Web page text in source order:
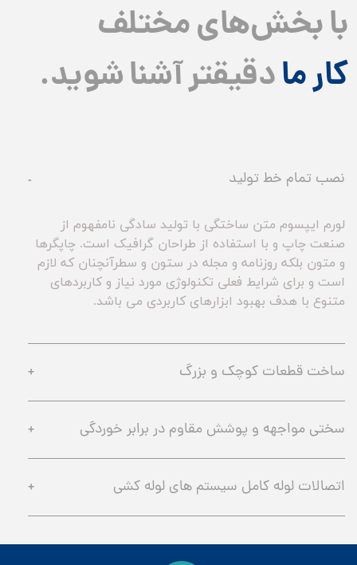
با بخش‌های مختلف
​​​​​​​کار مادقیقتر آشنا شوید.
نصب تمام خط تولید
متنوع با هدف بهبود ابزارهای کاربردی می باشد.
ساخت قطعات کوچک و بزرگ
سختی مواجهه و پوشش مقاوم در برابر خوردگی
اتصالات لوله کامل سیستم های لوله کشی